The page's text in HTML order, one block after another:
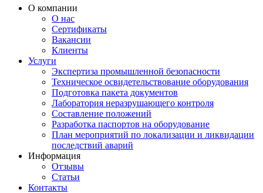
О компании
О нас
Сертификаты
Вакансии
Клиенты
Услуги
Экспертиза промышленной безопасности
Техническое освидетельствование оборудования
Подготовка пакета документов
Лаборатория неразрушающего контроля
Составление положений
Разработка паспортов на оборудование
План мероприятий по локализации и ликвидации
последствий аварий
Информация
Отзывы
Статьи
Контакты